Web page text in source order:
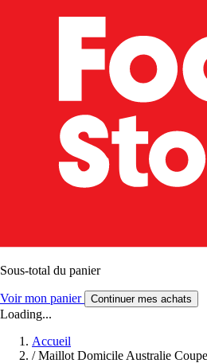
Sous-total du panier
Voir mon panier Continuer mes achats
Loading...
Accueil
/ Maillot Domicile Australie